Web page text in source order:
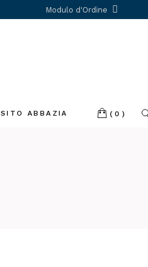
Modulo d'Ordine
SITO ABBAZIA (0)